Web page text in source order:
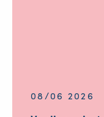
08/06 2026